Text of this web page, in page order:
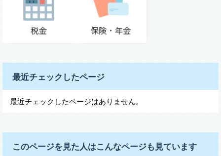
最近チェックしたページ
最近チェックしたページはありません。
このページを見た人はこんなページも見ています